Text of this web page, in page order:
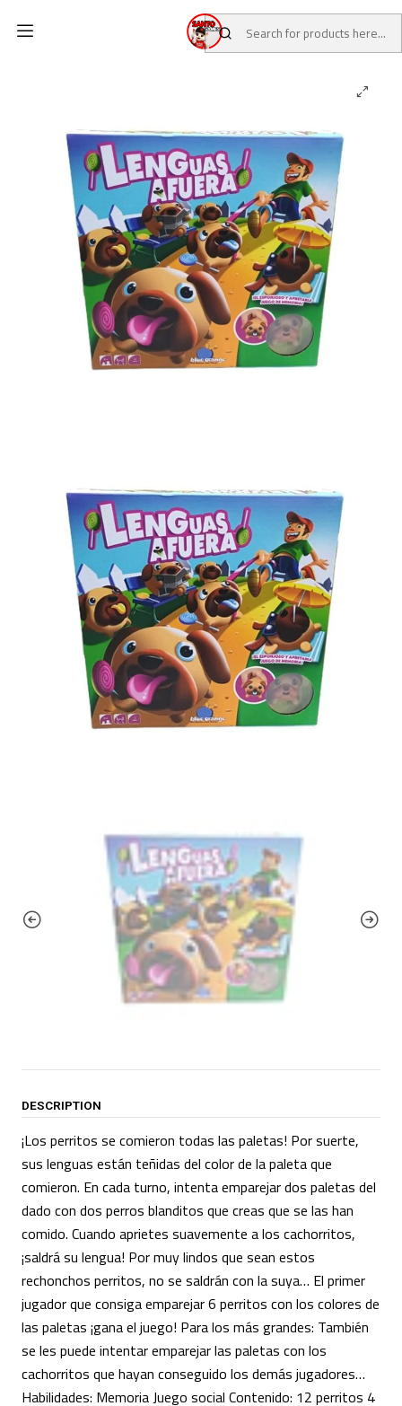
Board Games ¡Lenguas Afuera!
DESCRIPTION
¡Los perritos se comieron todas las paletas! Por suerte,
sus lenguas están teñidas del color de la paleta que
comieron. En cada turno, intenta emparejar dos paletas del
dado con dos perros blanditos que creas que se las han
comido. Cuando aprietes suavemente a los cachorritos,
¡saldrá su lengua! Por muy lindos que sean estos
rechonchos perritos, no se saldrán con la suya… El primer
jugador que consiga emparejar 6 perritos con los colores de
las paletas ¡gana el juego! Para los más grandes: También
se les puede intentar emparejar las paletas con los
cachorritos que hayan conseguido los demás jugadores…
Habilidades: Memoria Juego social Contenido: 12 perritos 4